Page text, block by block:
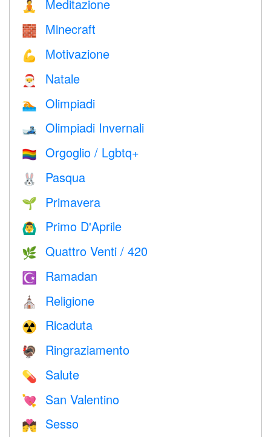
🧘 Meditazione
🧱 Minecraft
💪 Motivazione
🎅 Natale
🏊 Olimpiadi
🎿 Olimpiadi Invernali
🏳️‍🌈 Orgoglio / Lgbtq+
🐰 Pasqua
🌱 Primavera
🙆‍♂️ Primo D'Aprile
🌿 Quattro Venti / 420
☪️ Ramadan
⛪️ Religione
☢️ Ricaduta
🦃 Ringraziamento
💊 Salute
💘 San Valentino
💏 Sesso